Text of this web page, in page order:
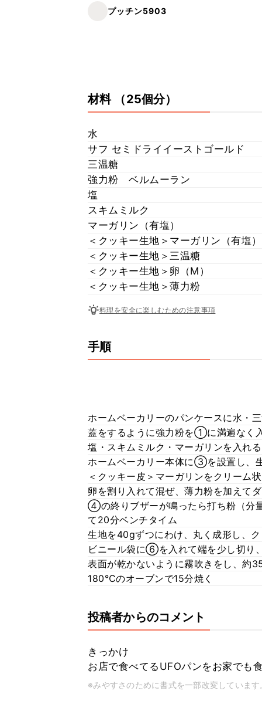
プッチン5903
材料 （25個分）
水
サフ セミドライイーストゴールド
三温糖
強力粉 ベルムーラン
塩
スキムミルク
マーガリン（有塩）
＜クッキー生地＞マーガリン（有塩）
＜クッキー生地＞三温糖
＜クッキー生地＞卵（M）
＜クッキー生地＞薄力粉
料理を安全に楽しむための注意事項
手順
ホームベーカリーのパンケースに水・
蓋をするように強力粉を①に満遍なく
塩・スキムミルク・マーガリンを入れる
ホームベーカリー本体に③を設置し、
＜クッキー皮＞マーガリンをクリーム
卵を割り入れて混ぜ、薄力粉を加えて
④の終りブザーが鳴ったら打ち粉（分
て20分ベンチタイム
生地を40gずつにわけ、丸く成形し、
ビニール袋に⑥を入れて端を少し切り
表面が乾かないように霧吹きをし、
180℃のオーブンで15分焼く
投稿者からのコメント
きっかけ
お店で食べてるUFOパンをお家でも
※みやすさのために書式を一部改変しています